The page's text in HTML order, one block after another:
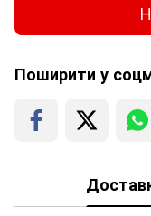
Поширити у